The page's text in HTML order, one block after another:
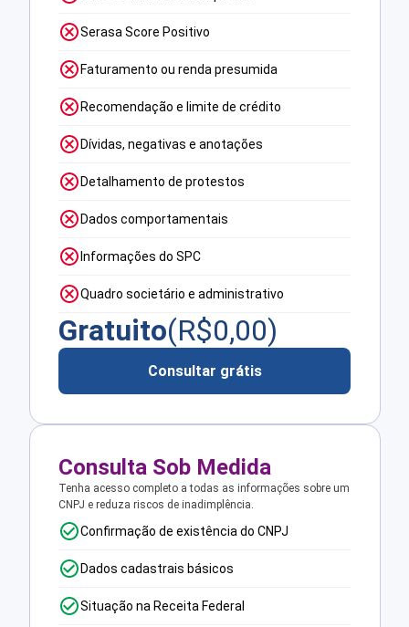
Serasa Score Positivo
Faturamento ou renda presumida
Recomendação e limite de crédito
Dívidas, negativas e anotações
Detalhamento de protestos
Dados comportamentais
Informações do SPC
Quadro societário e administrativo
Gratuito(R$0,00)
Consultar grátis
Consulta Sob Medida
Tenha acesso completo a todas as informações sobre um
CNPJ e reduza riscos de inadimplência.
Confirmação de existência do CNPJ
Dados cadastrais básicos
Situação na Receita Federal